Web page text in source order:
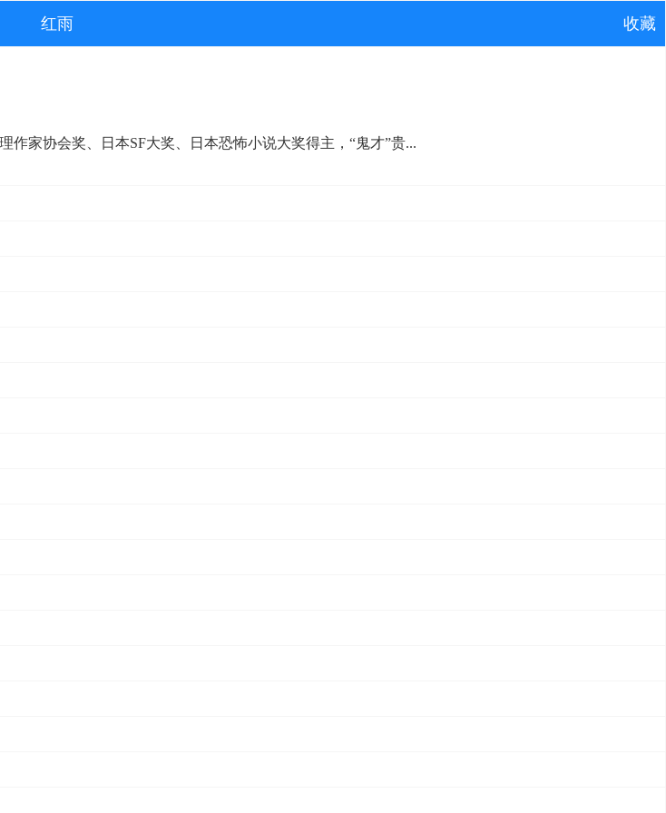
红雨 收藏
作家协会奖、日本SF大奖、日本恐怖小说大奖得主，“鬼才”贵...